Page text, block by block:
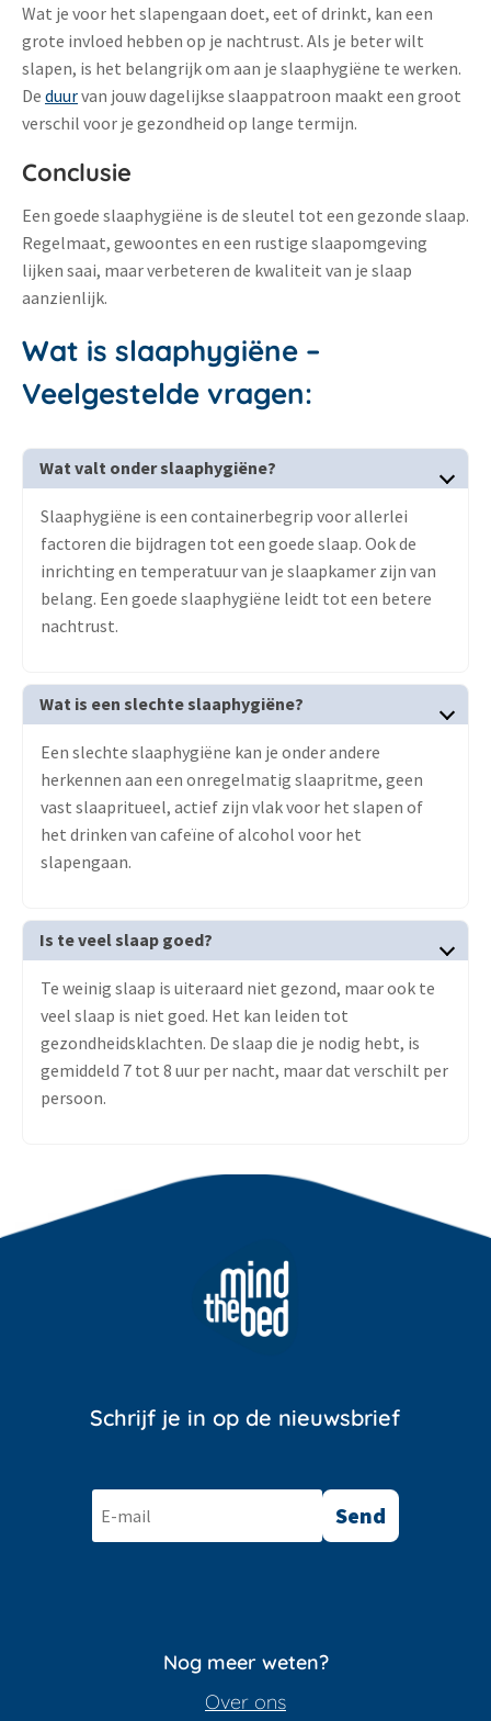
Wat je voor het slapengaan doet, eet of drinkt, kan een
grote invloed hebben op je nachtrust. Als je beter wilt
slapen, is het belangrijk om aan je slaaphygiëne te werken.
De duurvan jouw dagelijkse slaappatroon maakt een groot
verschil voor je gezondheid op lange termijn.
Conclusie
Een goede slaaphygiëne is de sleutel tot een gezonde slaap.
Regelmaat, gewoontes en een rustige slaapomgeving
lijken saai, maar verbeteren de kwaliteit van je slaap
aanzienlijk.
Wat is slaaphygiëne –
Veelgestelde vragen:
Wat valt onder slaaphygiëne?
Slaaphygiëne is een containerbegrip voor allerlei
factoren die bijdragen tot een goede slaap. Ook de
inrichting en temperatuur van je slaapkamer zijn van
belang. Een goede slaaphygiëne leidt tot een betere
nachtrust.
Wat is een slechte slaaphygiëne?
Een slechte slaaphygiëne kan je onder andere
herkennen aan een onregelmatig slaapritme, geen
vast slaapritueel, actief zijn vlak voor het slapen of
het drinken van cafeïne of alcohol voor het
slapengaan.
Is te veel slaap goed?
Te weinig slaap is uiteraard niet gezond, maar ook te
veel slaap is niet goed. Het kan leiden tot
gezondheidsklachten. De slaap die je nodig hebt, is
gemiddeld 7 tot 8 uur per nacht, maar dat verschilt per
persoon.
Schrijf je in op de nieuwsbrief
Send
Nog meer weten?
Over ons